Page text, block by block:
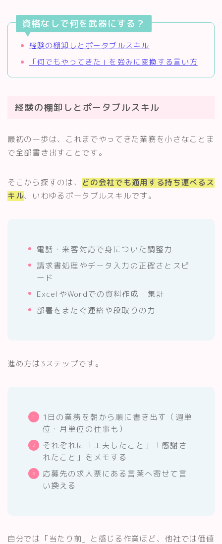
資格なしで何を武器にする？
経験の棚卸しとポータブルスキル
「何でもやってきた」を強みに変換する言い方
経験の棚卸しとポータブルスキル
最初の一歩は、これまでやってきた業務を小さなことま
で全部書き出すことです。
そこから探すのは、 どの会社でも通用する持ち運べるス
キル、いわゆるポータブルスキルです。
電話・来客対応で身についた調整力
請求書処理やデータ入力の正確さとスピ
ード
ExcelやWordでの資料作成・集計
部署をまたぐ連絡や段取りの力
進め方は3ステップです。
1日の業務を朝から順に書き出す（週単
位・月単位の仕事も）
それぞれに「工夫したこと」「感謝さ
れたこと」をメモする
応募先の求人票にある言葉へ寄せて言
い換える
自分では「当たり前」と感じる作業ほど、他社では価値